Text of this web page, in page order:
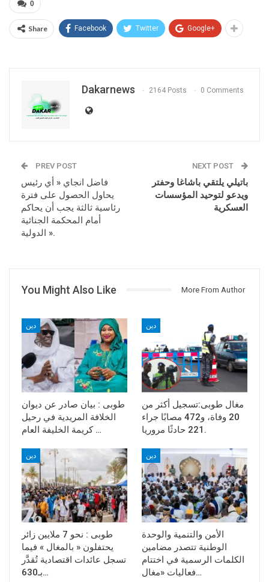
0
Share Facebook Twitter Google+
Dakarnews 2164 Posts 0 Comments
PREV POST
فاضل انجاي « أي رئيس
يحاول الحصول على فترة
رئاسية ثالثة يجب أن يحاكم
أمام المحكمة الجنائية
الدولية ».
NEXT POST
باتيلي يلتقي باشاغا وحفتر
ويدعو لتوحيد المؤسسات
العسكرية
You Might Also Like More From Author
دين
طوبى : بيان صادر عن ديوان
الخلافة المريدية في رحيل
كريمة الخليفة العام …
دين
مغال طوبى:تسجيل أكثر من
20 وفاة، و472 مصابًا جراء
221 حادثًا مروريا.
دين
طوبى : نحو 7 ملايين زائر
يحتفلون « بالمغال » فيما
تسجل عائدات اقتصادية تُقدَّر
بـ630…
دين
الأمن والتنمية والوحدة
الوطنية تتصدر مضامين
الكلمات الرسمية في اختتام
فعاليات «مغال…